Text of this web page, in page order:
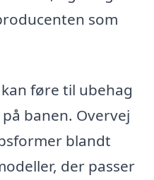
som
føre til ubehag
banen. Overvej
blandt
der passer